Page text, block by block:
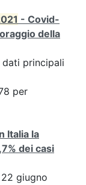
- Covid-
della
dati principali
per
Italia la
dei casi
giugno